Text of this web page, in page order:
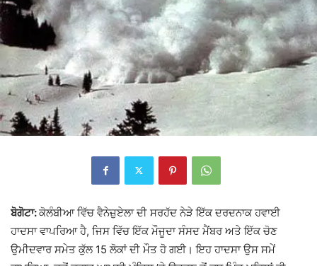
ਬੋਗੋਟਾ:ਕੋਲੰਬੀਆ ਵਿੱਚ ਵੈਨੇਜ਼ੁਏਲਾ ਦੀ ਸਰਹੱਦ ਨੇੜੇ ਇੱਕ ਦਰਦਨਾਕ ਹਵਾਈ
ਹਾਦਸਾ ਵਾਪਰਿਆ ਹੈ, ਜਿਸ ਵਿੱਚ ਇੱਕ ਮੌਜੂਦਾ ਸੰਸਦ ਮੈਂਬਰ ਅਤੇ ਇੱਕ ਚੋਣ
ਉਮੀਦਵਾਰ ਸਮੇਤ ਕੁੱਲ 15 ਲੋਕਾਂ ਦੀ ਮੌਤ ਹੋ ਗਈ। ਇਹ ਹਾਦਸਾ ਉਸ ਸਮੇਂ